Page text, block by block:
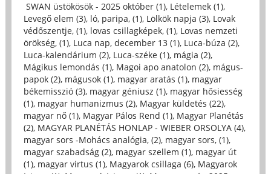
SWAN üstökösök - 2025 október (1), Lételemek (1),
Levegő elem (3), ló, paripa, (1), Lölkök napja (3), Lovak
védőszentje, (1), lovas csillagképek, (1), Lovas nemzeti
örökség, (1), Luca nap, december 13 (1), Luca-búza (2),
Luca-kalendárium (2), Luca-széke (1), mágia (2),
Mágikus lemondás (1), Magoi apo anatolon (2), mágus-
papok (2), mágusok (1), magyar aratás (1), magyar
békemisszió (3), magyar géniusz (1), magyar hősiesség
(1), magyar humanizmus (2), Magyar küldetés (22),
magyar nő (1), Magyar Pálos Rend (1), Magyar Planétás
(2), MAGYAR PLANÉTÁS HONLAP - WIEBER ORSOLYA (4),
magyar sors -Mohács analógia, (2), magyar sors, (1),
magyar szabadság (2), magyar szellem (1), magyar út
(1), magyar virtus (1), Magyarok csillaga (6), Magyarok